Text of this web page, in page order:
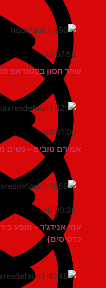
00:07:52
שחר חסון בסטנדאפ
00:01:06
אמירם טובים – נשים
00:00:38
עמי אנידג'ר – מופע בידור
כרטיסים)